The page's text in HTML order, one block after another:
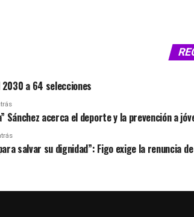
2030 a 64 selecciones
Sánchez acerca el deporte y la prevención a
salvar su dignidad”: Figo exige la renuncia